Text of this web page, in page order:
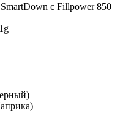
с Fillpower 850